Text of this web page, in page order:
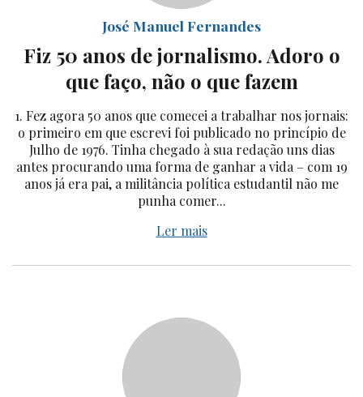
José Manuel Fernandes
Fiz 50 anos de jornalismo. Adoro o
que faço, não o que fazem
1. Fez agora 50 anos que comecei a trabalhar nos jornais:
o primeiro em que escrevi foi publicado no princípio de
Julho de 1976. Tinha chegado à sua redação uns dias
antes procurando uma forma de ganhar a vida – com 19
anos já era pai, a militância política estudantil não me
punha comer...
Ler mais